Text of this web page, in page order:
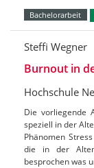
Bachelorarbeit
Steffi Wegner
Burnout in
Hochschule
Die vorliegende
speziell in der
Phänomen
die in der
besprochen was